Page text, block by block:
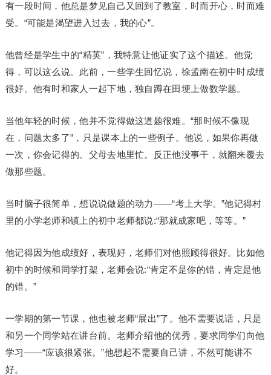
有一段时间，他总是梦见自己又回到了教室，时而开心，时而难
受。“可能是渴望进入过去，我的心”。
他曾经是学生中的“精英”，我特意让他证实了这个描述。他觉
得，可以这么说。此前，一些学生回忆说，徐孟南在初中时成绩
很好。他有时和家人一起下地，独自蹲在田埂上做数学题。
当他年轻的时候，他并不觉得做这道题很难。“那时候不像现
在，问题太多了”，只是课本上的一些例子。他说，如果你再做
一次，你会记得的。父母去地里忙。反正他没事干，就翻来覆去
做那些题。
当时脑子很简单，想说说做题的动力——“考上大学。”他记得村
里的小学老师和镇上的初中老师都说:“那就成家吧，等等。”
他记得因为他成绩好，表现好，老师们对他照顾得很好。比如他
初中的时候和同学打架，老师会说:“肯定不是你的错，肯定是他
的错。”
一学期的第一节课，他也被老师“展出”了。他不需要说话，只是
和另一个同学站在讲台前。老师介绍他的优秀，要求同学们向他
学习——“应该很紧张。”他想起不需要自己讲，不然可能讲不
好。